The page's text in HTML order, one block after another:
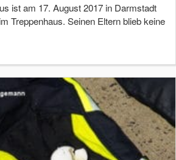
ist am 17. August 2017 in Darmstadt
Treppenhaus. Seinen Eltern blieb keine